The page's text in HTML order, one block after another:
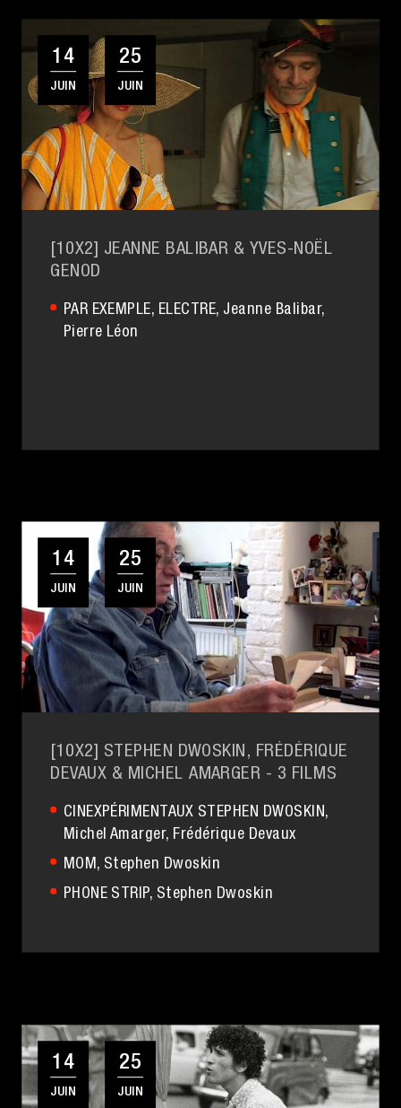
14
JUIN
25
JUIN
[10X2] JEANNE BALIBAR & YVES-NOËL
GENOD
PAR EXEMPLE, ELECTRE, Jeanne Balibar,
Pierre Léon
14
JUIN
25
JUIN
[10X2] STEPHEN DWOSKIN, FRÉDÉRIQUE
DEVAUX & MICHEL AMARGER - 3 FILMS
CINEXPÉRIMENTAUX STEPHEN DWOSKIN,
Michel Amarger, Frédérique Devaux
MOM, Stephen Dwoskin
PHONE STRIP, Stephen Dwoskin
14
JUIN
25
JUIN